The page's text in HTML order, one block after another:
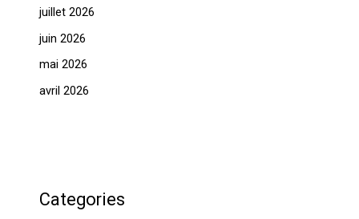
juillet 2026
juin 2026
mai 2026
avril 2026
Categories